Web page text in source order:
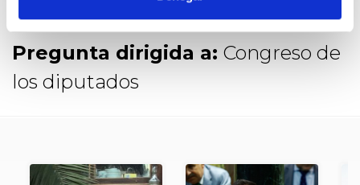
Pregunta dirigida a: Congreso de
los diputados